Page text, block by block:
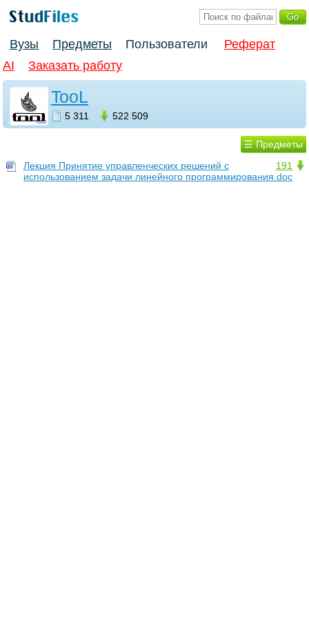
Вузы Предметы Пользователи
Реферат
AI
Заказать работу
TooL
5 311 522 509
☰ Предметы
191
Лекция Принятие управленческих решений с
использованием задачи линейного программирования.doc